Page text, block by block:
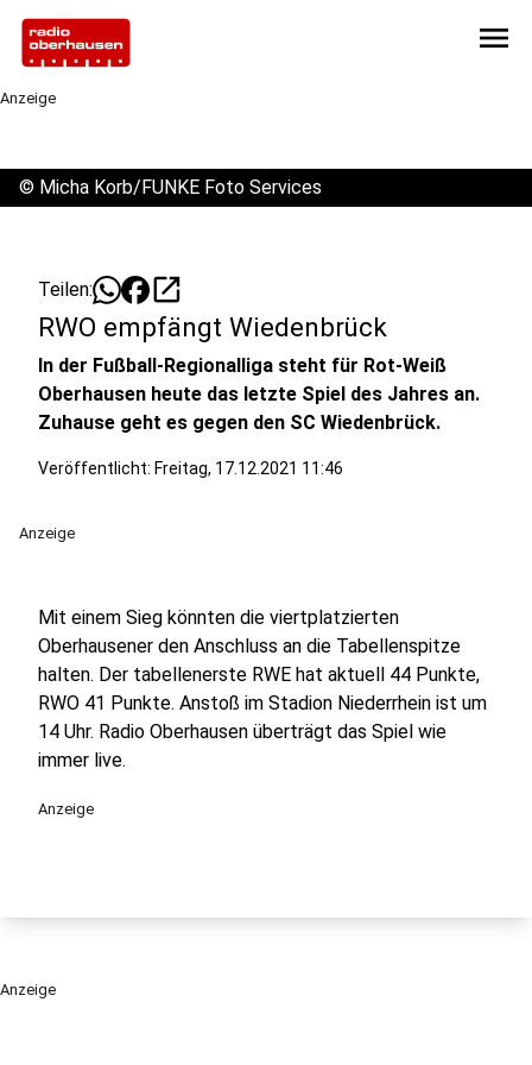
menu
Anzeige
© Micha Korb/FUNKE Foto Services
Teilen: open_in_new
RWO empfängt Wiedenbrück
In der Fußball-Regionalliga steht für Rot-Weiß
Oberhausen heute das letzte Spiel des Jahres an.
Zuhause geht es gegen den SC Wiedenbrück.
Veröffentlicht: Freitag, 17.12.2021 11:46
Anzeige
Mit einem Sieg könnten die viertplatzierten
Oberhausener den Anschluss an die Tabellenspitze
halten. Der tabellenerste RWE hat aktuell 44 Punkte,
RWO 41 Punkte. Anstoß im Stadion Niederrhein ist um
14 Uhr. Radio Oberhausen überträgt das Spiel wie
immer live.
Anzeige
Anzeige